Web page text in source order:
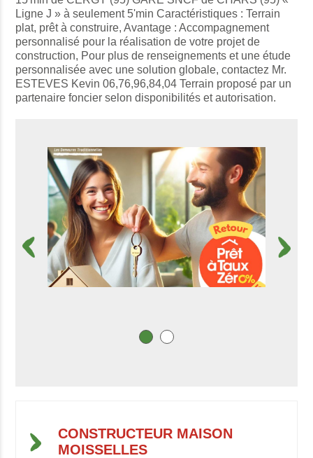
Ligne J » à seulement 5'min Caractéristiques : Terrain
plat, prêt à construire, Avantage : Accompagnement
personnalisé pour la réalisation de votre projet de
construction, Pour plus de renseignements et une étude
personnalisée avec une solution globale, contactez Mr.
ESTEVES Kevin 06,76,96,84,04 Terrain proposé par un
partenaire foncier selon disponibilités et autorisation.
CONSTRUCTEUR MAISON
MOISSELLES